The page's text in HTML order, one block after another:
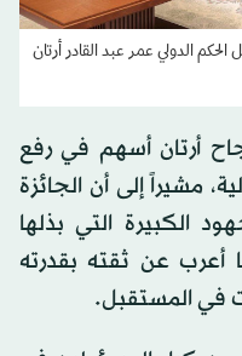
الدولي عمر عبد القادر أرتان
أرتان أسهم في رفع
مشيراً إلى أن الجائزة
الكبيرة التي بذلها
أعرب عن ثقته بقدرته
في المستقبل.